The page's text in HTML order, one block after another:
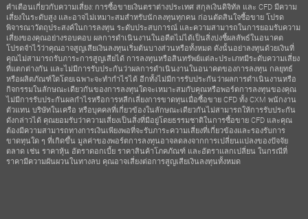
คำเตือนเกี่ยวกับความเสี่ยง: การซื้อขายเงินตราต่างประเทศ สกุลเงินดิจิทัล และ CFD มีความ
เสี่ยงในระดับสูง และอาจไม่เหมาะสมสำหรับนักลงทุนทุกคน ก่อนตัดสินใจซื้อขาย โปรด
พิจารณาวัตถุประสงค์ในการลงทุน ระดับประสบการณ์ และความสามารถในการยอมรับความ
เสี่ยงของคุณอย่างรอบคอบ ผลการดำเนินงานในอดีตไม่ได้เป็นสิ่งบ่งชี้ผลลัพธ์ในอนาคต
โปรดจำไว้ว่าคุณอาจสูญเสียเงินลงทุนเริ่มต้นบางส่วนหรือทั้งหมด ดังนั้นอย่าลงทุนด้วยเงินที่
คุณไม่สามารถรับภาระการสูญเสียได้ การลงทุนหรือสินทรัพย์แต่ละประเภทมีระดับความเสี่ยง
ที่แตกต่างกัน และไม่มีการรับประกันว่าผลการดำเนินงานในอนาคตของการลงทุน กลยุทธ์
หรือผลิตภัณฑ์ใดโดยเฉพาะจะทำกำไรได้ อีกทั้งไม่มีการรับประกันว่าผลการดำเนินงานหรือ
กิจกรรมในลักษณะเดียวกันของการลงทุนใดจะเหมาะสมกับคุณหรือพอร์ตการลงทุนของคุณ
ไม่มีการรับประกันผลกำไรหรือการหลีกเลี่ยงการขาดทุนเมื่อซื้อขาย CFD ทั้ง CXM พนักงาน
ตัวแทน บริษัทในเครือ หรือบุคคลที่เกี่ยวข้องในลักษณะเดียวกันไม่สามารถให้การรับประกัน
ดังกล่าวได้ คุณยอมรับว่าความเสี่ยงเป็นสิ่งที่มีอยู่โดยธรรมชาติในการซื้อขาย CFD และคุณ
ต้องมีความสามารถทางการเงินเพียงพอที่จะรับภาระความเสี่ยงที่เกี่ยวข้องและรองรับการ
ขาดทุนใด ๆ ที่เกิดขึ้น มูลค่าของพอร์ตการลงทุนอาจลดลงจากการเปลี่ยนแปลงของปัจจัย
ตลาด เช่น ราคาหุ้น อัตราดอกเบี้ย ราคาสินค้าโภคภัณฑ์ และอัตราแลกเปลี่ยน ในกรณีที่
ราคามีความผันผวนในทางลบ คุณอาจเสี่ยงต่อการสูญเสียเงินลงทุนทั้งหมด